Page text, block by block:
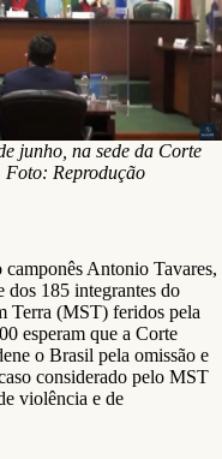
junho, na sede da Corte
Reprodução
Antonio Tavares,
dos 185 integrantes do
Terra (MST) feridos pela
esperam que a Corte
o Brasil pela omissão e
considerado pelo MST
violência e de